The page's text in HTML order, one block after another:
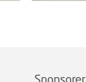
Sponsorer